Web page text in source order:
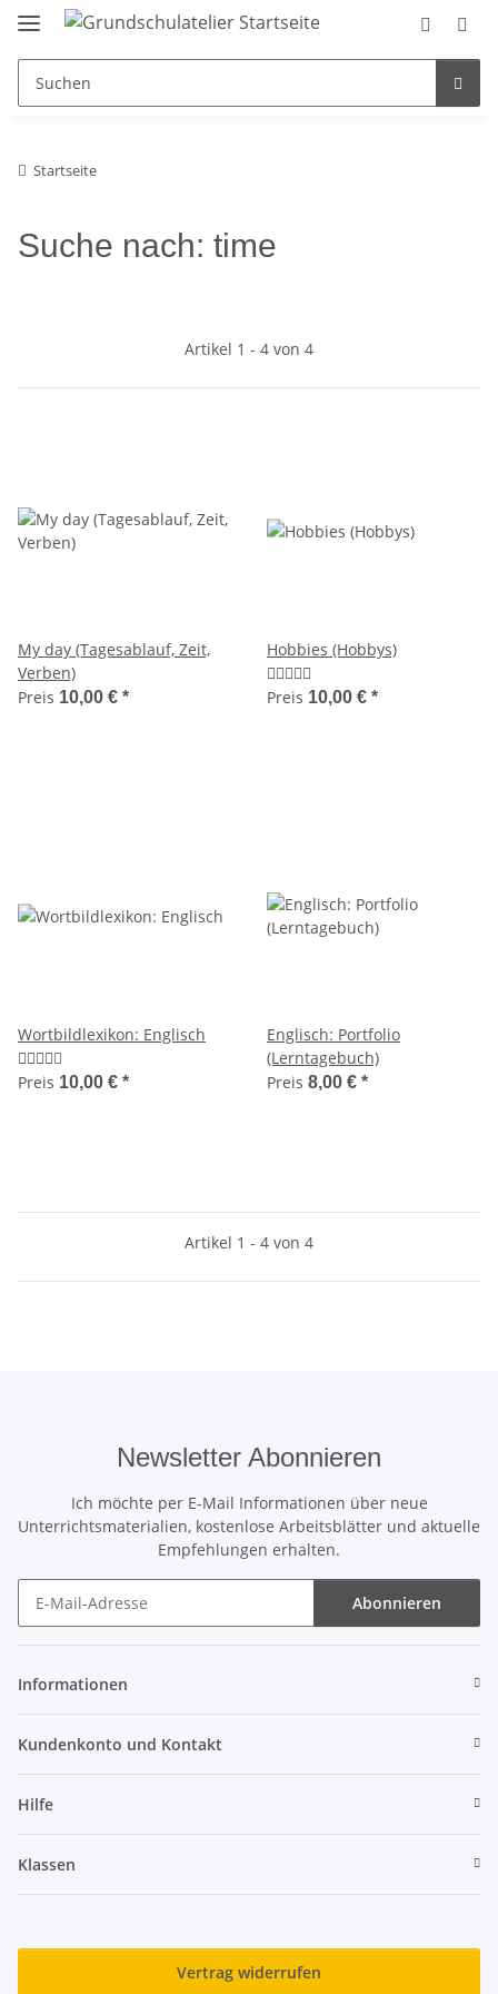
Startseite
Suche nach: time
Artikel 1 - 4 von 4
My day (Tagesablauf, Zeit,
Verben)
Preis 10,00 € *
Hobbies (Hobbys)
Preis 10,00 € *
Wortbildlexikon: Englisch
Preis 10,00 € *
Englisch: Portfolio
(Lerntagebuch)
Preis 8,00 € *
Artikel 1 - 4 von 4
Newsletter Abonnieren
Ich möchte per E-Mail Informationen über neue
Unterrichtsmaterialien, kostenlose Arbeitsblätter und aktuelle
Empfehlungen erhalten.
Abonnieren
Informationen
Kundenkonto und Kontakt
Hilfe
Klassen
Vertrag widerrufen